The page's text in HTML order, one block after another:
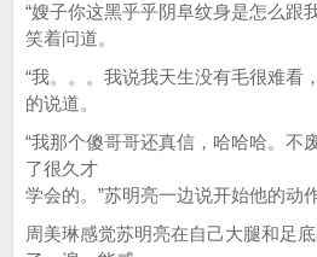
“嫂子你这黑乎乎阴阜纹身是怎么跟
笑着问道。
“我。。。我说我天生没有毛很难看
的说道。
“我那个傻哥哥还真信，哈哈哈。不
了很久才
学会的。”苏明亮一边说开始他的动作
周美琳感觉苏明亮在自己大腿和足